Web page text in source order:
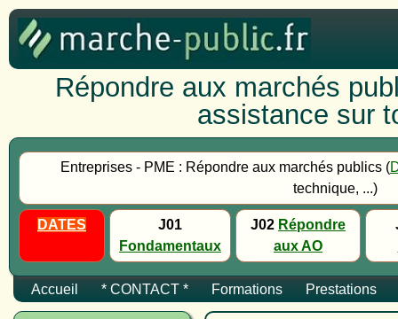
Répondre aux marchés
assistance sur
Entreprises - PME : Répondre aux marchés publics (
technique, ...)
DATES
J01
Fondamentaux
J02 Répondre
aux AO
Accueil * CONTACT * Formations Prestations